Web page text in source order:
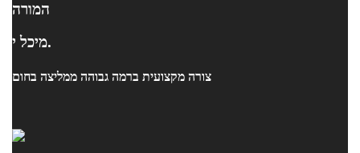
המורה
מיכל י.
צורה מקצועית ברמה גבוהה ממליצה בחום